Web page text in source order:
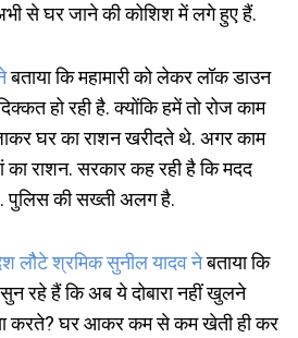
अभी से घर जाने की कोशिश में लगे हुए हैं.
बताया कि महामारी को लेकर लॉक डाउन
हो रही है. क्योंकि हमें तो रोज काम
घर का राशन खरीदते थे. अगर काम
का राशन. सरकार कह रही है कि मदद
पुलिस की सख्ती अलग है.
लौैटेश्रमिकसुनीलयादवनेबताया कि
रहे हैं कि अब ये दोबारा नहीं खुलने
करते? घर आकर कम से कम खेती ही कर